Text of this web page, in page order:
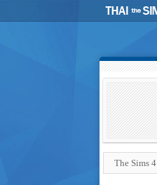
The Sims 4